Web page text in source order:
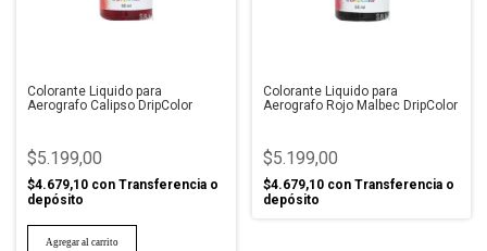
Colorante Liquido para
Aerografo Calipso DripColor
$5.199,00
$4.679,10 con Transferencia o
depósito
Colorante Liquido para
Aerografo Rojo Malbec DripColor
$5.199,00
$4.679,10 con Transferencia o
depósito